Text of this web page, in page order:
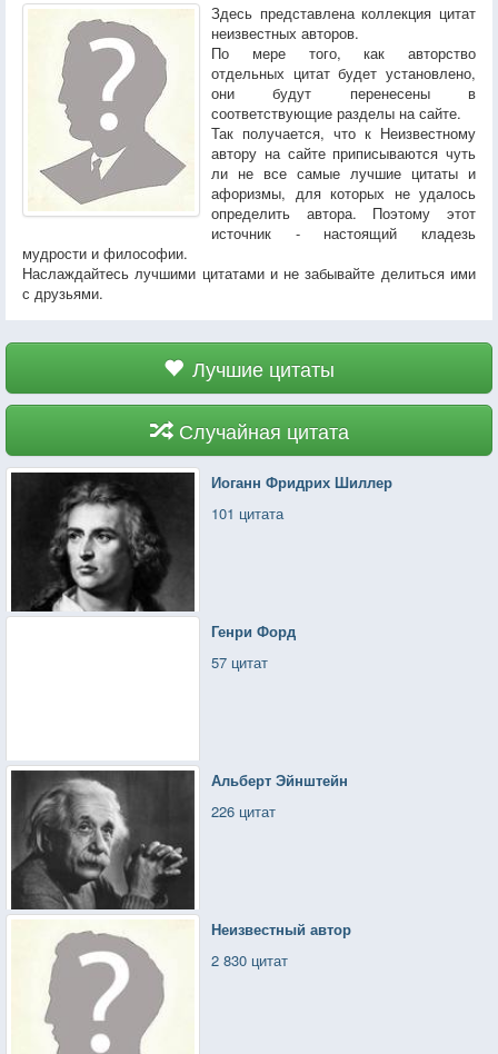
Здесь представлена коллекция цитат
неизвестных авторов.
По мере того, как авторство
отдельных цитат будет установлено,
они будут перенесены в
соответствующие разделы на сайте.
Так получается, что к Неизвестному
автору на сайте приписываются чуть
ли не все самые лучшие цитаты и
афоризмы, для которых не удалось
определить автора. Поэтому этот
источник - настоящий кладезь
мудрости и философии.
Наслаждайтесь лучшими цитатами и не забывайте делиться ими
с друзьями.
Лучшие цитаты
Случайная цитата
Иоганн Фридрих Шиллер
101 цитата
Генри Форд
57 цитат
Альберт Эйнштейн
226 цитат
Неизвестный автор
2 830 цитат